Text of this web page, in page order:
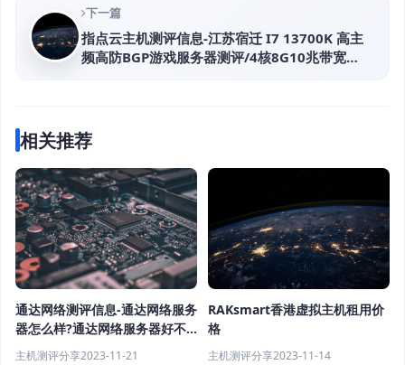
下一篇
指点云主机测评信息-江苏宿迁 I7 13700K 高主
频高防BGP游戏服务器测评/4核8G10兆带宽
相关推荐
通达网络测评信息-通达网络服务
器怎么样?通达网络服务器好不
好?
主机测评分享2023-11-21
RAKsmart香港虚拟主机租用价
格
主机测评分享2023-11-14